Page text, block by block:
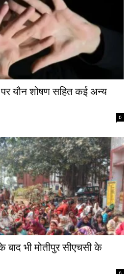
पर यौन शोषण सहित कई अन्य
0
भी मोतीपुर सीएचसी के